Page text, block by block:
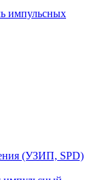
импульсных